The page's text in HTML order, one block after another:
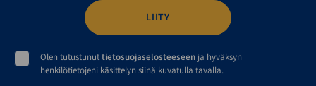
Olen tutustunuttietosuojaselosteeseen ja hyväksyn
henkilötietojeni käsittelyn siinä kuvatulla tavalla.